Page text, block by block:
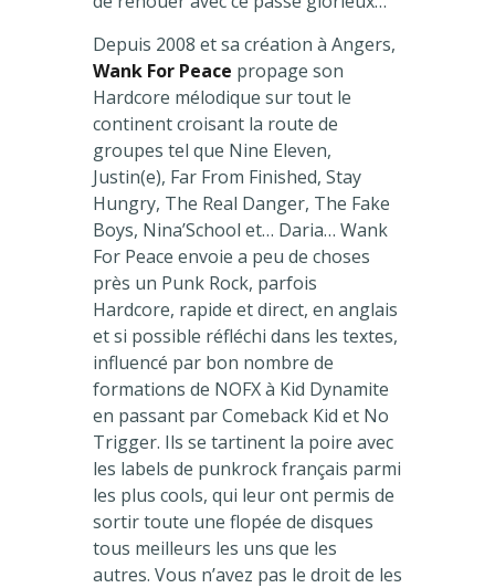
Depuis 2008 et sa création à Angers,
Wank For Peace propage son
Hardcore mélodique sur tout le
continent croisant la route de
groupes tel que Nine Eleven,
Justin(e), Far From Finished, Stay
Hungry, The Real Danger, The Fake
Boys, Nina’School et… Daria… Wank
For Peace envoie a peu de choses
près un Punk Rock, parfois
Hardcore, rapide et direct, en anglais
et si possible réfléchi dans les textes,
influencé par bon nombre de
formations de NOFX à Kid Dynamite
en passant par Comeback Kid et No
Trigger. Ils se tartinent la poire avec
les labels de punkrock français parmi
les plus cools, qui leur ont permis de
sortir toute une flopée de disques
tous meilleurs les uns que les
autres. Vous n’avez pas le droit de les